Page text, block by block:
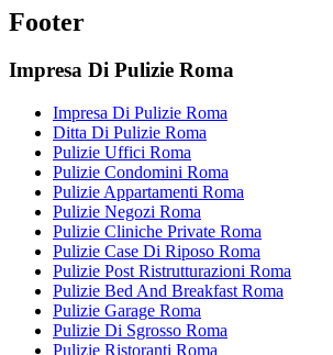
Footer
Impresa Di Pulizie Roma
Impresa Di Pulizie Roma
Ditta Di Pulizie Roma
Pulizie Uffici Roma
Pulizie Condomini Roma
Pulizie Appartamenti Roma
Pulizie Negozi Roma
Pulizie Cliniche Private Roma
Pulizie Case Di Riposo Roma
Pulizie Post Ristrutturazioni Roma
Pulizie Bed And Breakfast Roma
Pulizie Garage Roma
Pulizie Di Sgrosso Roma
Pulizie Ristoranti Roma